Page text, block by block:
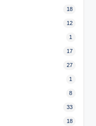
18
12
1
17
27
1
8
33
18